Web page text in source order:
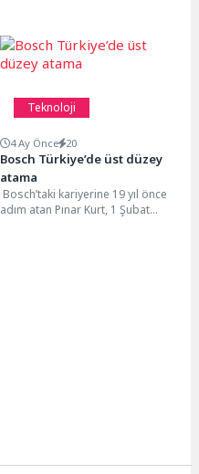
Teknoloji
4 Ay Önce 20
Bosch Türkiye’de üst düzey
atama
Bosch’taki kariyerine 19 yıl önce
adım atan Pınar Kurt, 1 Şubat